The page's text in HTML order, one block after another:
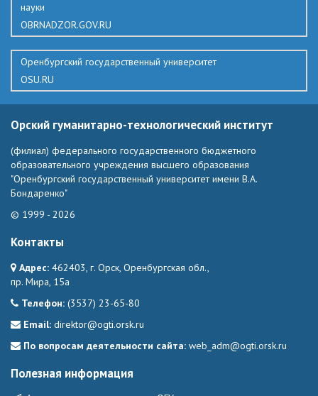
науки
OBRNADZOR.GOV.RU
Оренбургский государственный университет
OSU.RU
Орский гуманитарно-технологический институт
(филиал) федерального государственного бюджетного
образовательного учреждения высшего образования
"Оренбургский государственный университет имени В.А.
Бондаренко"
© 1999 - 2026
Контакты
Адрес: 462403, г. Орск, Оренбургская обл.,
пр. Мира, 15а
Телефон: (3537) 23-65-80
Email: direktor@ogti.orsk.ru
По вопросам деятельности сайта: web_adm@ogti.orsk.ru
Полезная информация